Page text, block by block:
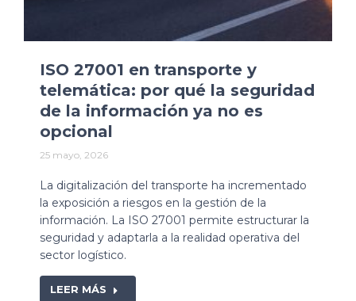
ISO 27001 en transporte y
telemática: por qué la seguridad
de la información ya no es
opcional
25 mayo, 2026
La digitalización del transporte ha incrementado
la exposición a riesgos en la gestión de la
información. La ISO 27001 permite estructurar la
seguridad y adaptarla a la realidad operativa del
sector logístico.
LEER MÁS